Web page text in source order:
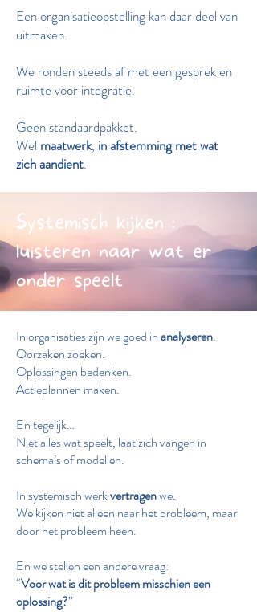
Een organisatieopstelling kan daar deel van
uitmaken.
We ronden steeds af met een gesprek en
ruimte voor integratie.
Geen standaardpakket.
Wel maatwerk, in afstemming met wat
zich aandient.
Systemisch kijken :
luisteren naar wat er
onder speelt
In organisaties zijn we goed inanalyseren.
Oorzaken zoeken.
Oplossingen bedenken.
Actieplannen maken.
En tegelijk…
Niet alles wat speelt, laat zich vangen in
schema’s of modellen.
In systemisch werkvertragenwe.
We kijken niet alleen naar het probleem, maar
door het probleem heen.
En we stellen een andere vraag:
“Voor wat is dit probleem misschien een
oplossing?”